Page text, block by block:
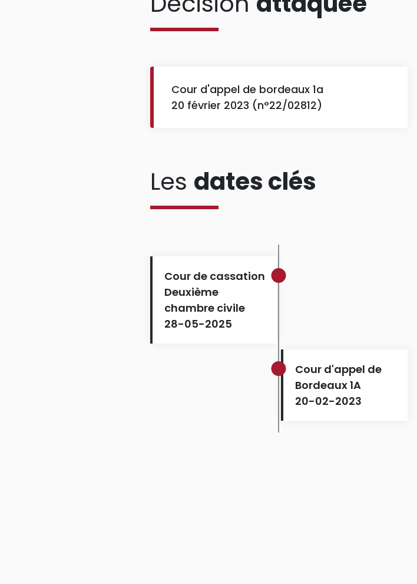
Cour d'appel de bordeaux 1a
20 février 2023 (n°22/02812)
Les dates clés
Cour de cassation
Deuxième
chambre civile
28-05-2025
Cour d'appel de
Bordeaux 1A
20-02-2023